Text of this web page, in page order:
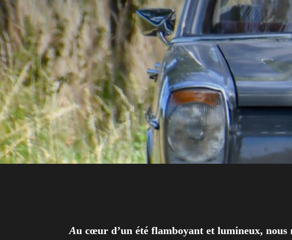
Au cœur d’un été flamboyant et lumineux, nous